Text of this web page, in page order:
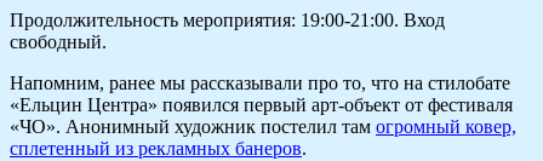
Продолжительность мероприятия: 19:00-21:00. Вход
свободный.
Напомним, ранее мы рассказывали про то, что на стилобате
«Ельцин Центра» появился первый арт-объект от фестиваля
«ЧО». Анонимный художник постелил там огромный ковер,
сплетенный из рекламных банеров.